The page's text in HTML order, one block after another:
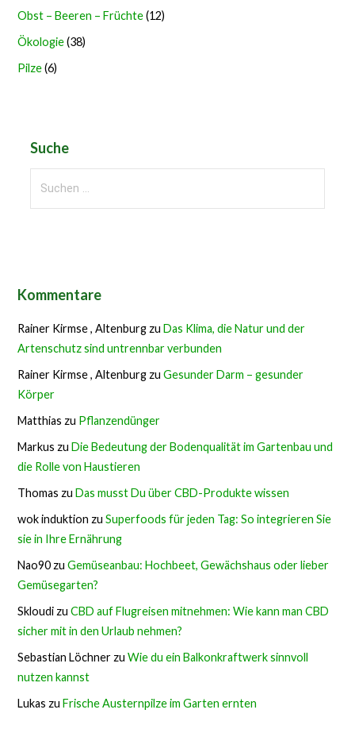
Obst – Beeren – Früchte(12)
Ökologie(38)
Pilze(6)
Suche
Kommentare
Rainer Kirmse , Altenburg zuDas Klima, die Natur und der
Artenschutz sind untrennbar verbunden
Rainer Kirmse , Altenburg zuGesunder Darm – gesunder
Körper
Matthias zu Pflanzendünger
Markus zuDie Bedeutung der Bodenqualität im Gartenbau und
die Rolle von Haustieren
Thomas zuDas musst Du über CBD-Produkte wissen
wok induktion zuSuperfoods für jeden Tag: So integrieren Sie
sie in Ihre Ernährung
Nao90 zuGemüseanbau: Hochbeet, Gewächshaus oder lieber
Gemüsegarten?
Skloudi zuCBD auf Flugreisen mitnehmen: Wie kann man CBD
sicher mit in den Urlaub nehmen?
Sebastian Löchner zuWie du ein Balkonkraftwerk sinnvoll
nutzen kannst
Lukas zuFrische Austernpilze im Garten ernten